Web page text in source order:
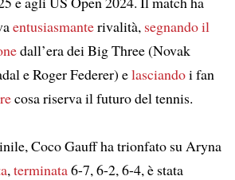
entusiasmanterivalità, segnandoil
dall’era dei Big Three (Novak
e Roger Federer) elasciandoi fan
cosa riserva il futuro del tennis.
Coco Gauff ha trionfato su Aryna
, terminata6-7, 6-2, 6-4, è stata